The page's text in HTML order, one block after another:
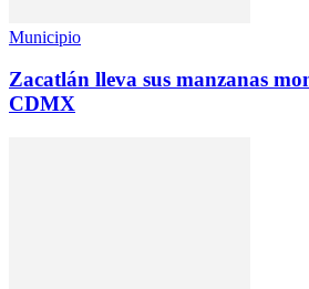
Municipio
Zacatlán lleva sus manzanas
CDMX